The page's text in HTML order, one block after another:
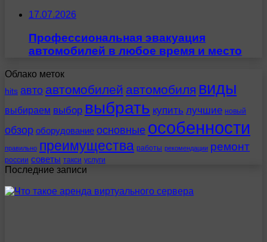
17.07.2026
Профессиональная эвакуация
автомобилей в любое время и место
Облако меток
hits авто автомобилей автомобиля виды
выбираем выбор выбрать купить лучшие новый
обзор оборудование основные особенности
правильно преимущества работы рекомендации ремонт
россии советы такси услуги
Последние записи